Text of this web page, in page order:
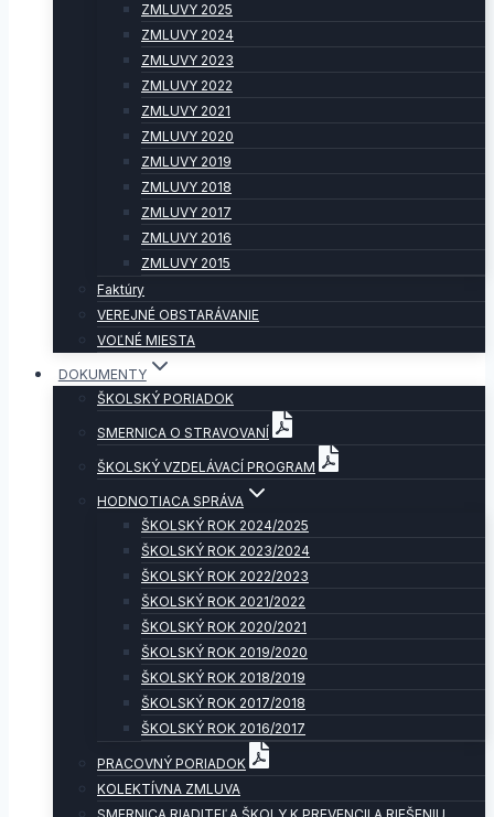
ZMLUVY 2025
ZMLUVY 2024
ZMLUVY 2023
ZMLUVY 2022
ZMLUVY 2021
ZMLUVY 2020
ZMLUVY 2019
ZMLUVY 2018
ZMLUVY 2017
ZMLUVY 2016
ZMLUVY 2015
Faktúry
VEREJNÉ OBSTARÁVANIE
VOĽNÉ MIESTA
DOKUMENTY
ŠKOLSKÝ PORIADOK
SMERNICA O STRAVOVANÍ
ŠKOLSKÝ VZDELÁVACÍ PROGRAM
HODNOTIACA SPRÁVA
ŠKOLSKÝ ROK 2024/2025
ŠKOLSKÝ ROK 2023/2024
ŠKOLSKÝ ROK 2022/2023
ŠKOLSKÝ ROK 2021/2022
ŠKOLSKÝ ROK 2020/2021
ŠKOLSKÝ ROK 2019/2020
ŠKOLSKÝ ROK 2018/2019
ŠKOLSKÝ ROK 2017/2018
ŠKOLSKÝ ROK 2016/2017
PRACOVNÝ PORIADOK
KOLEKTÍVNA ZMLUVA